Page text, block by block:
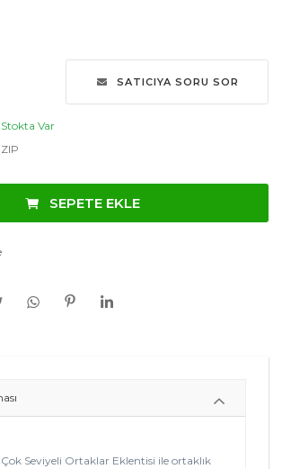
العربية
SATICIYA SORU SOR
Stokta Var
ZIP
SEPETE EKLE
Seviyeli Ortaklar Eklentisi ile ortaklık